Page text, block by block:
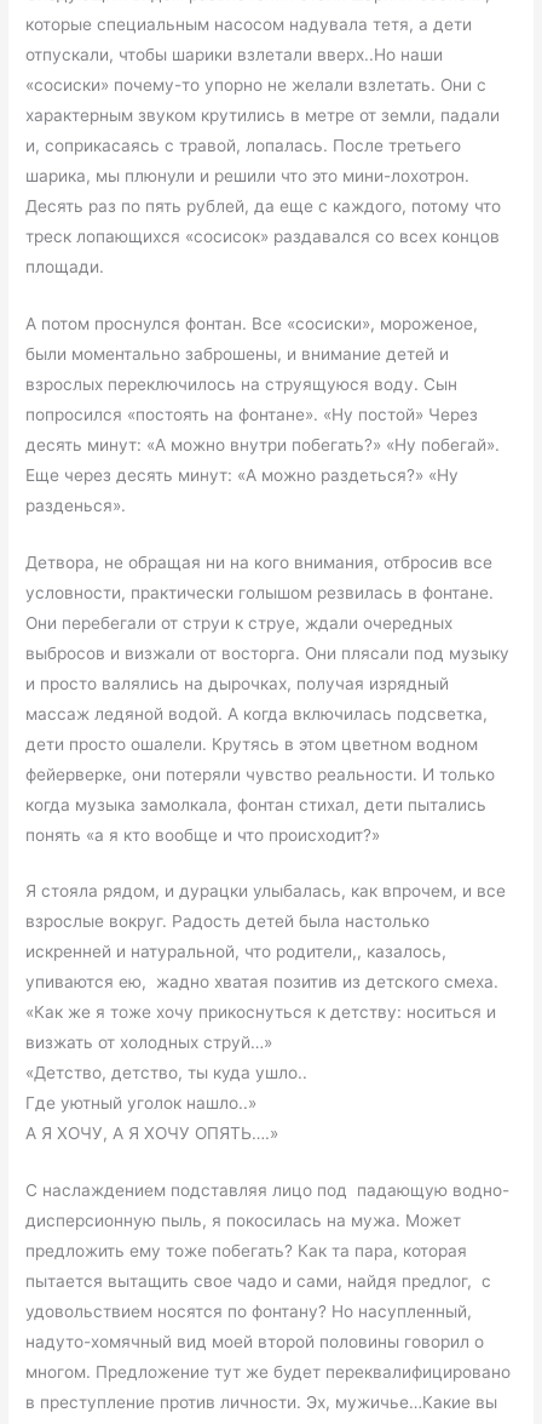
которые специальным насосом надувала тетя, а дети
отпускали, чтобы шарики взлетали вверх..Но наши
«сосиски» почему-то упорно не желали взлетать. Они с
характерным звуком крутились в метре от земли, падали
и, соприкасаясь с травой, лопалась. После третьего
шарика, мы плюнули и решили что это мини-лохотрон.
Десять раз по пять рублей, да еще с каждого, потому что
треск лопающихся «сосисок» раздавался со всех концов
площади.
А потом проснулся фонтан. Все «сосиски», мороженое,
были моментально заброшены, и внимание детей и
взрослых переключилось на струящуюся воду. Сын
попросился «постоять на фонтане». «Ну постой» Через
десять минут: «А можно внутри побегать?» «Ну побегай».
Еще через десять минут: «А можно раздеться?» «Ну
разденься».
Детвора, не обращая ни на кого внимания, отбросив все
условности, практически голышом резвилась в фонтане.
Они перебегали от струи к струе, ждали очередных
выбросов и визжали от восторга. Они плясали под музыку
и просто валялись на дырочках, получая изрядный
массаж ледяной водой. А когда включилась подсветка,
дети просто ошалели. Крутясь в этом цветном водном
фейерверке, они потеряли чувство реальности. И только
когда музыка замолкала, фонтан стихал, дети пытались
понять «а я кто вообще и что происходит?»
Я стояла рядом, и дурацки улыбалась, как впрочем, и все
взрослые вокруг. Радость детей была настолько
искренней и натуральной, что родители,, казалось,
упиваются ею, жадно хватая позитив из детского смеха.
«Как же я тоже хочу прикоснуться к детству: носиться и
визжать от холодных струй…»
«Детство, детство, ты куда ушло..
Где уютный уголок нашло..»
А Я ХОЧУ, А Я ХОЧУ ОПЯТЬ….»
С наслаждением подставляя лицо под падающую водно-
дисперсионную пыль, я покосилась на мужа. Может
предложить ему тоже побегать? Как та пара, которая
пытается вытащить свое чадо и сами, найдя предлог, с
удовольствием носятся по фонтану? Но насупленный,
надуто-хомячный вид моей второй половины говорил о
многом. Предложение тут же будет переквалифицировано
в преступление против личности. Эх, мужичье…Какие вы